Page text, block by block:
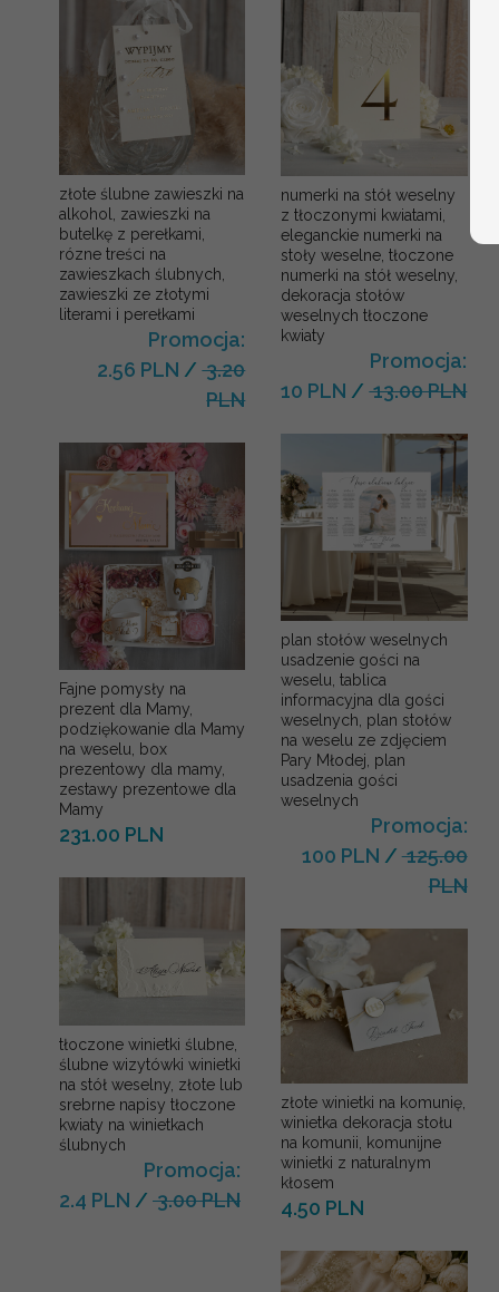
złote ślubne zawieszki na
alkohol, zawieszki na
butelkę z perełkami,
rózne treści na
zawieszkach ślubnych,
zawieszki ze złotymi
literami i perełkami
Promocja:
2.56 PLN /3.20
PLN
Fajne pomysły na
prezent dla Mamy,
podziękowanie dla Mamy
na weselu, box
prezentowy dla mamy,
zestawy prezentowe dla
Mamy
231.00 PLN
tłoczone winietki ślubne,
ślubne wizytówki winietki
na stół weselny, złote lub
srebrne napisy tłoczone
kwiaty na winietkach
ślubnych
Promocja:
2.4 PLN / 3.00 PLN
numerki na stół weselny
z tłoczonymi kwiatami,
eleganckie numerki na
stoły weselne, tłoczone
numerki na stół weselny,
dekoracja stołów
weselnych tłoczone
kwiaty
Promocja:
10 PLN /13.00 PLN
plan stołów weselnych
usadzenie gości na
weselu, tablica
informacyjna dla gości
weselnych, plan stołów
na weselu ze zdjęciem
Pary Młodej, plan
usadzenia gości
weselnych
Promocja:
100 PLN /125.00
PLN
złote winietki na komunię,
winietka dekoracja stołu
na komunii, komunijne
winietki z naturalnym
kłosem
4.50 PLN